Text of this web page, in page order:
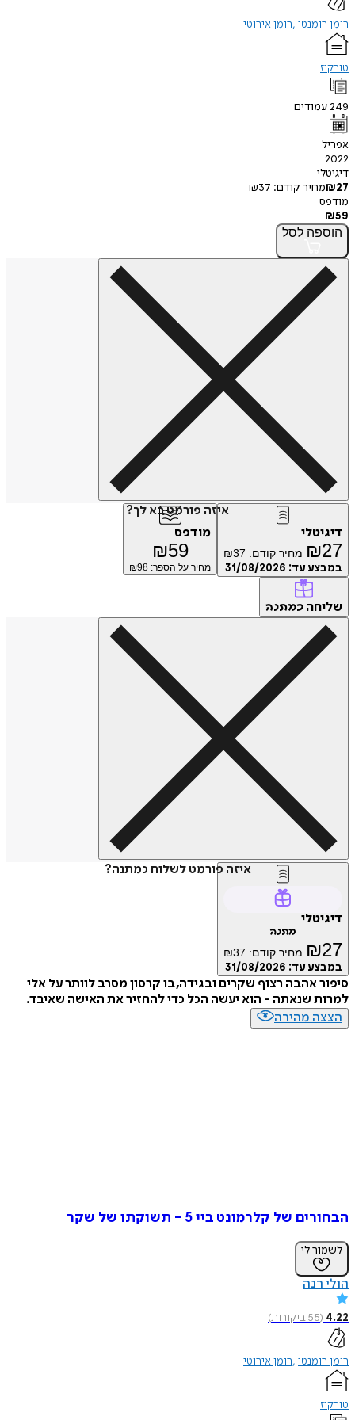
רומן אירוטי
קודם:
₪37
לסל
איזה פורמט בא לך?
₪ מחיר קודם: ₪37
עד:31/08/2026
מודפס
₪
מחיר על הספר: ₪98
כמתנה
איזה פורמט לשלוח כמתנה?
₪ מחיר קודם: ₪37
עד:31/08/2026
אהבה רצוף שקרים ובגידה, בו קרסון מסרב לוותר על אלי
שנאתה - הוא יעשה הכל כדי להחזיר את האישה שאיבד.
מהירה
של קלרמונט ביי 5 - תשוקתו של שקר
לי
55ביקורות)
רומן אירוטי